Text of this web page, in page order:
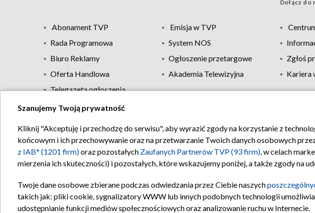
Dołącz do
Abonament TVP Emisja w TVP
Rada Programowa
System NOS
Biuro Reklamy
Ogłoszenie przetargowe Zgłoś
Oferta Handlowa
Akademia Telewizyjna Kariera
Telegazeta ogłoszenia
Regulamin TVP Polityka prywatności
Szanujemy Twoją prywatność
Kliknij "Akceptuję i przechodzę do serwisu", aby wyrazić zgody na korzystanie z
końcowym i ich przechowywanie oraz na przetwarzanie Twoich danych osobowych
z IAB* (1201 firm)oraz pozostałych Zaufanych Partnerów TVP (93 firm), w celach
mierzenia ich skuteczności) i pozostałych, które wskazujemy poniżej, a także zgody na
Twoje dane osobowe zbierane podczas odwiedzania przez Ciebie naszych
takich jak: pliki cookie, sygnalizatory WWW lub innych podobnych technologii
udostępnianie funkcji mediów społecznościowych oraz analizowanie ruchu w Internecie.